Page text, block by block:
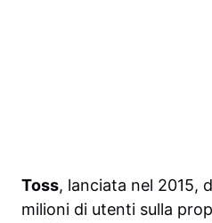
Toss, lanciata nel 2015,
milioni di utenti sulla